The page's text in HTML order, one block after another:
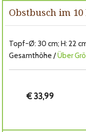
Obstbusch im
Topf-Ø: 30 cm; H: 22
Gesamthöhe /Über
€ 33,99